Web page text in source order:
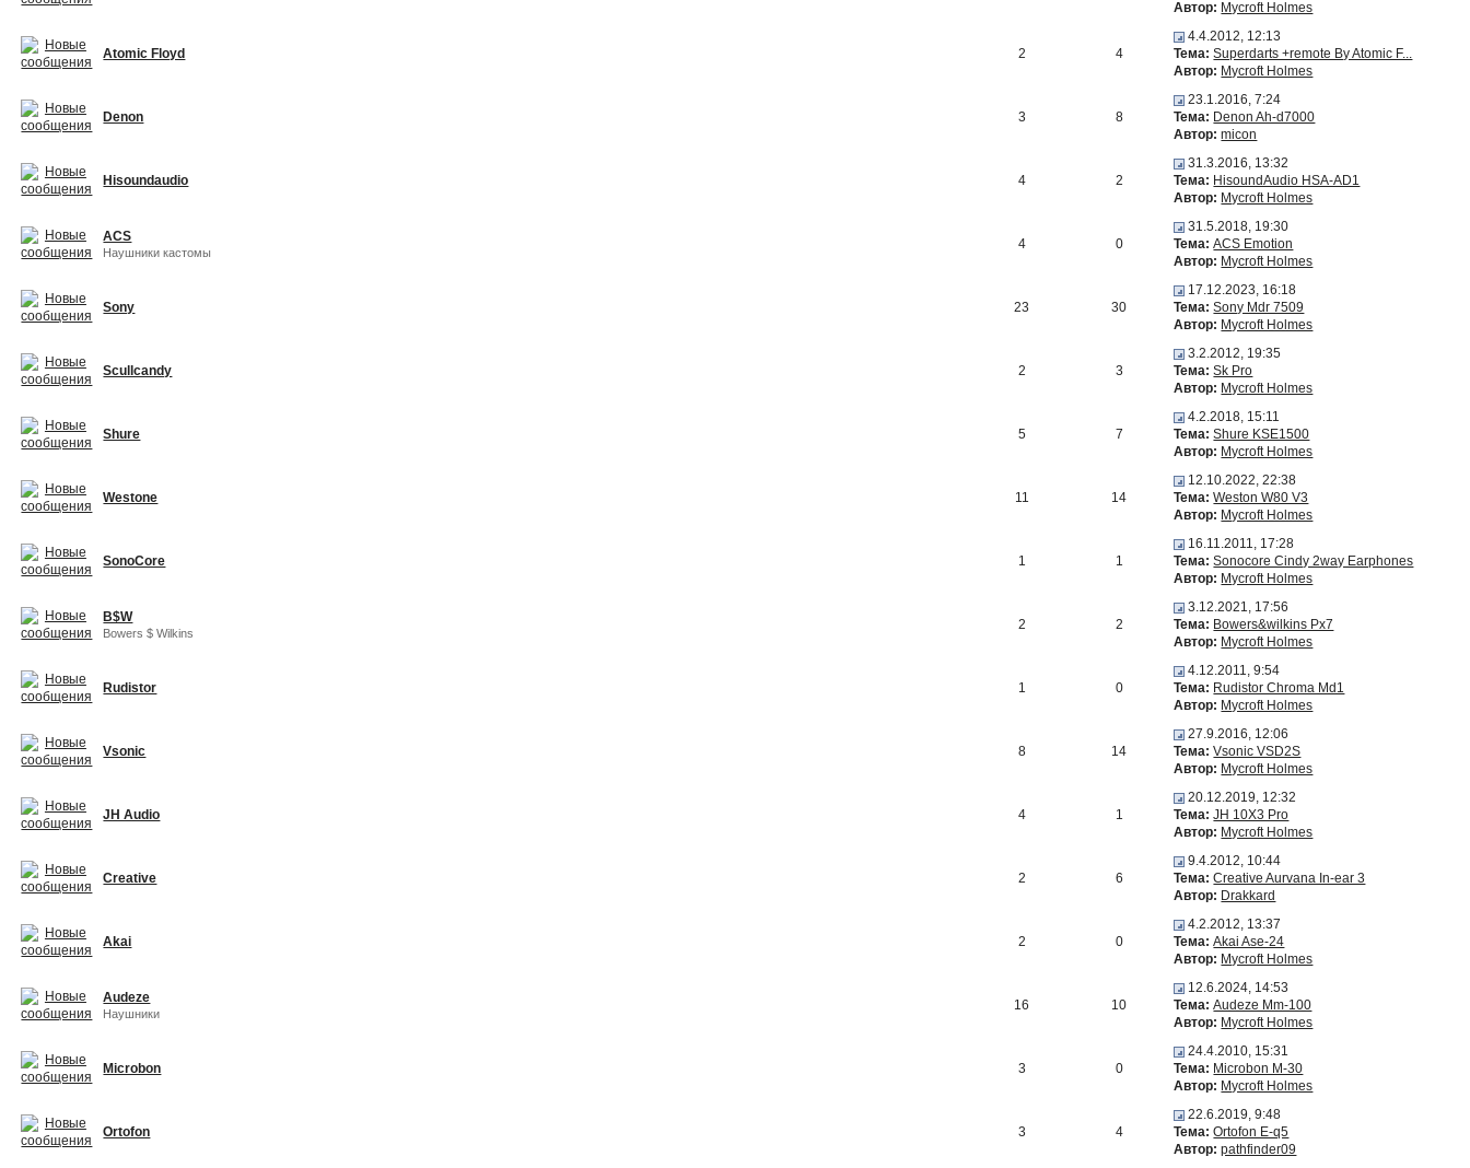
Автор: Mycroft Holmes
Atomic Floyd 2 4
4.4.2012, 12:13
Тема: Superdarts +remote By Atomic F...
Автор: Mycroft Holmes
Denon 3 8
23.1.2016, 7:24
Тема: Denon Ah-d7000
Автор: micon
Hisoundaudio 4 2
31.3.2016, 13:32
Тема: HisoundAudio HSA-AD1
Автор: Mycroft Holmes
ACS
Наушники кастомы
4 0
31.5.2018, 19:30
Тема: ACS Emotion
Автор: Mycroft Holmes
Sony 23 30
17.12.2023, 16:18
Тема: Sony Mdr 7509
Автор: Mycroft Holmes
Scullcandy 2 3
3.2.2012, 19:35
Тема: Sk Pro
Автор: Mycroft Holmes
Shure 5 7
4.2.2018, 15:11
Тема: Shure KSE1500
Автор: Mycroft Holmes
Westone 11 14
12.10.2022, 22:38
Тема: Weston W80 V3
Автор: Mycroft Holmes
SonoCore 1 1
16.11.2011, 17:28
Тема: Sonocore Cindy 2way Earphones
Автор: Mycroft Holmes
B$W
Bowers $ Wilkins
2 2
3.12.2021, 17:56
Тема: Bowers&wilkins Px7
Автор: Mycroft Holmes
Rudistor 1 0
4.12.2011, 9:54
Тема: Rudistor Chroma Md1
Автор: Mycroft Holmes
Vsonic 8 14
27.9.2016, 12:06
Тема: Vsonic VSD2S
Автор: Mycroft Holmes
JH Audio 4 1
20.12.2019, 12:32
Тема: JH 10X3 Pro
Автор: Mycroft Holmes
Creative 2 6
9.4.2012, 10:44
Тема: Creative Aurvana In-ear 3
Автор: Drakkard
Akai 2 0
4.2.2012, 13:37
Тема: Akai Ase-24
Автор: Mycroft Holmes
Audeze
Наушники
16 10
12.6.2024, 14:53
Тема: Audeze Mm-100
Автор: Mycroft Holmes
Microbon 3 0
24.4.2010, 15:31
Тема: Microbon M-30
Автор: Mycroft Holmes
Ortofon 3 4
22.6.2019, 9:48
Тема: Ortofon E-q5
Автор: pathfinder09